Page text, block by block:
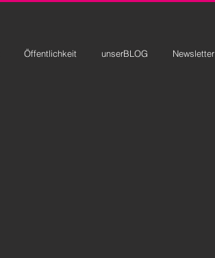
Öffentlichkeit unserBLOG Newsletter